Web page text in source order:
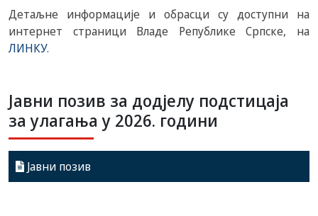
Детаљне информације и обрасци су доступни на
интернет страници Владе Републике Српске, на
ЛИНКУ.
Јавни позив за додјелу подстицаја
за улагања у 2026. години
Јавни позив